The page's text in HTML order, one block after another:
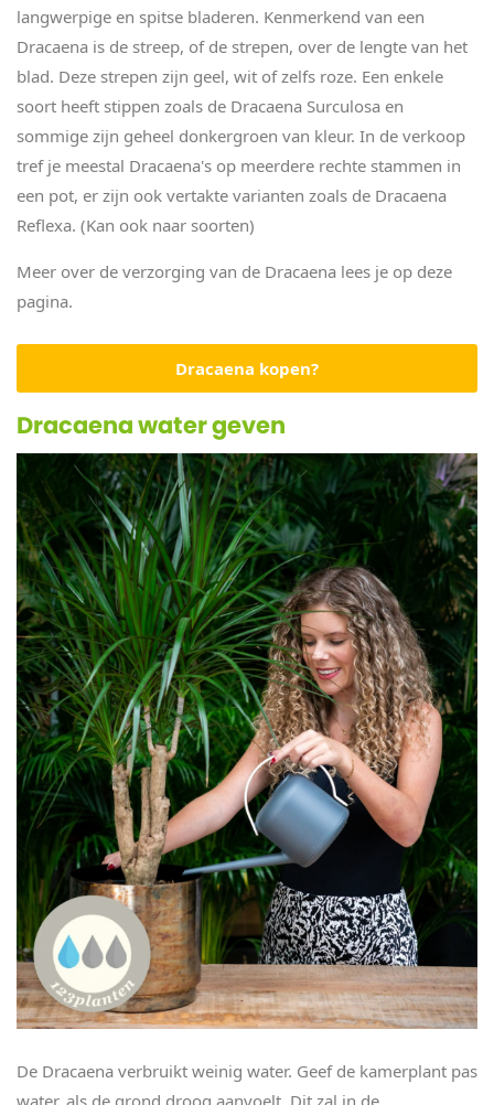
langwerpige en spitse bladeren. Kenmerkend van een
Dracaena is de streep, of de strepen, over de lengte van het
blad. Deze strepen zijn geel, wit of zelfs roze. Een enkele
soort heeft stippen zoals de Dracaena Surculosa en
sommige zijn geheel donkergroen van kleur. In de verkoop
tref je meestal Dracaena's op meerdere rechte stammen in
een pot, er zijn ook vertakte varianten zoals de Dracaena
Reflexa. (Kan ook naar soorten)
Meer over de verzorging van de Dracaena lees je op deze
pagina.
Dracaena kopen?
Dracaena water geven
De Dracaena verbruikt weinig water. Geef de kamerplant pas